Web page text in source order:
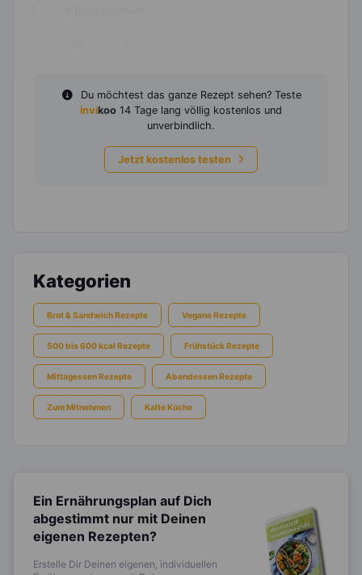
Du möchtest das ganze Rezept sehen? Teste
invikoo 14 Tage lang völlig kostenlos und
unverbindlich.
Jetzt kostenlos testen
Kategorien
Brot & Sandwich Rezepte Vegane Rezepte
500 bis 600 kcal Rezepte Frühstück Rezepte
Mittagessen Rezepte Abendessen Rezepte
Zum Mitnehmen Kalte Küche
Ein Ernährungsplan auf Dich
abgestimmt nur mit Deinen
eigenen Rezepten?
Erstelle Dir Deinen eigenen, individuellen